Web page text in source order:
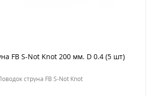
FB S-Not Knot 200 мм. D 0.4 (5 шт)
струна FB S-Not Knot